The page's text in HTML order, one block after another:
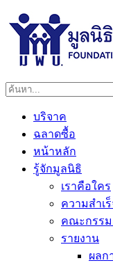
บริจาค
ฉลาดซื้อ
หน้าหลัก
รู้จักมูลนิธิ
เราคือใคร
ความสำเร็
คณะกรร
รายงาน
ผลก